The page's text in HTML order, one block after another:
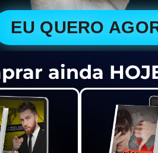
EU QUERO
ainda